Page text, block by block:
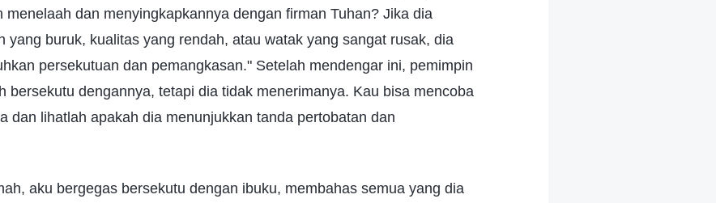
menelaah dan menyingkapkannya dengan firman Tuhan? Jika dia
yang buruk, kualitas yang rendah, atau watak yang sangat rusak, dia
persekutuan dan pemangkasan." Setelah mendengar ini, pemimpin
bersekutu dengannya, tetapi dia tidak menerimanya. Kau bisa mencoba
dan lihatlah apakah dia menunjukkan tanda pertobatan dan
aku bergegas bersekutu dengan ibuku, membahas semua yang dia